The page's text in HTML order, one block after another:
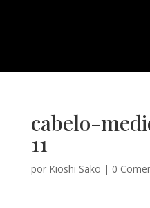
cabelo-
11
por Kioshi Sako | 0